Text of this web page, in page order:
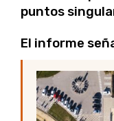
puntos
El informe